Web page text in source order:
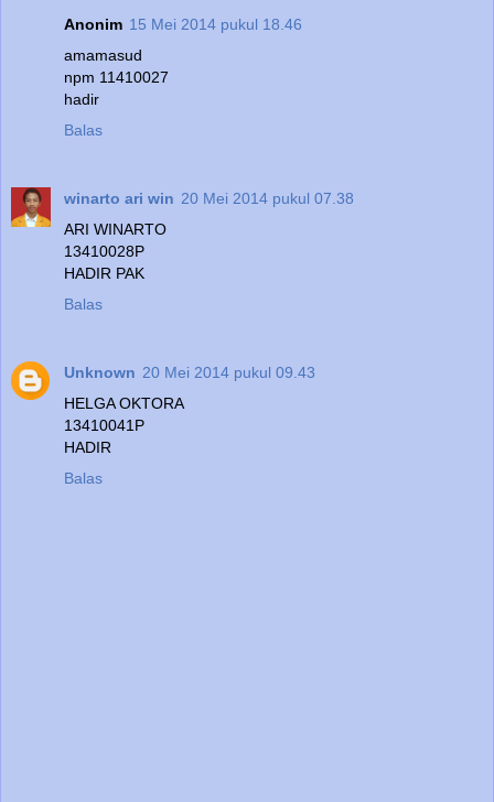
Anonim 15 Mei 2014 pukul 18.46
amamasud
npm 11410027
hadir
Balas
winarto ari win 20 Mei 2014 pukul 07.38
ARI WINARTO
13410028P
HADIR PAK
Balas
Unknown 20 Mei 2014 pukul 09.43
HELGA OKTORA
13410041P
HADIR
Balas